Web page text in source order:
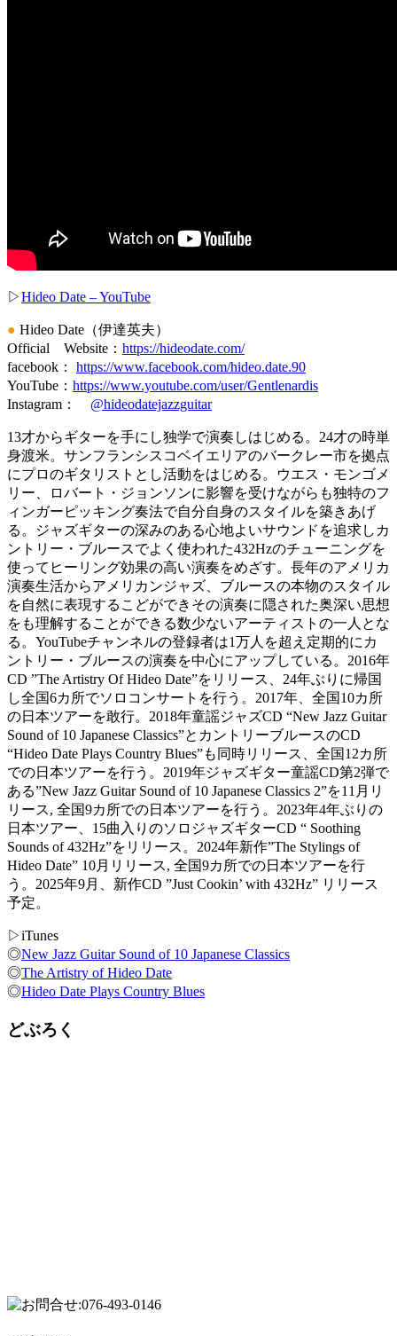
▷Hideo Date – YouTube
● Hideo Date（伊達英夫）
Official Website： https://hideodate.com/
facebook： https://www.facebook.com/hideo.date.90
YouTube： https://www.youtube.com/user/Gentlenardis
Instagram： @hideodatejazzguitar
13才からギターを手にし独学で演奏しはじめる。24才の時単
身渡米。サンフランシスコベイエリアのバークレー市を拠点
にプロのギタリストとし活動をはじめる。ウエス・モンゴメ
リー、ロバート・ジョンソンに影響を受けながらも独特のフ
ィンガーピッキング奏法で自分自身のスタイルを築きあげ
る。ジャズギターの深みのある心地よいサウンドを追求しカ
ントリー・ブルースでよく使われた432Hzのチューニングを
使ってヒーリング効果の高い演奏をめざす。長年のアメリカ
演奏生活からアメリカンジャズ、ブルースの本物のスタイル
を自然に表現するこどができその演奏に隠された奥深い思想
をも理解することができる数少ないアーティストの一人とな
る。YouTubeチャンネルの登録者は1万人を超え定期的にカ
ントリー・ブルースの演奏を中心にアップしている。2016年
CD ”The Artistry Of Hideo Date”をリリース、24年ぶりに帰国
し全国6カ所でソロコンサートを行う。2017年、全国10カ所
の日本ツアーを敢行。2018年童謡ジャズCD “New Jazz Guitar
Sound of 10 Japanese Classics”とカントリーブルースのCD
“Hideo Date Plays Country Blues”も同時リリース、全国12カ所
での日本ツアーを行う。2019年ジャズギター童謡CD第2弾で
ある”New Jazz Guitar Sound of 10 Japanese Classics 2”を11月リ
リース, 全国9カ所での日本ツアーを行う。2023年4年ぶりの
日本ツアー、15曲入りのソロジャズギターCD “ Soothing
Sounds of 432Hz”をリリース。2024年新作”The Stylings of
Hideo Date” 10月リリース, 全国9カ所での日本ツアーを行
う。2025年9月、新作CD ”Just Cookin’ with 432Hz” リリース
予定。
▷iTunes
◎New Jazz Guitar Sound of 10 Japanese Classics
◎The Artistry of Hideo Date
◎Hideo Date Plays Country Blues
どぶろく